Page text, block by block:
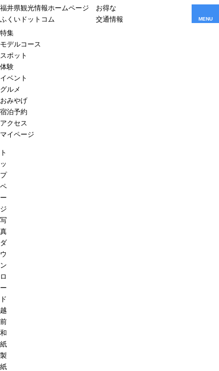
福井県観光情報ホームページ
ふくいドットコム
お得な
交通情報
MENU
特集
モデルコース
スポット
体験
イベント
グルメ
おみやげ
宿泊予約
アクセス
マイページ
ト
ッ
プ
ペ
ー
ジ
写
真
ダ
ウ
ン
ロ
ー
ド
越
前
和
紙
製
紙